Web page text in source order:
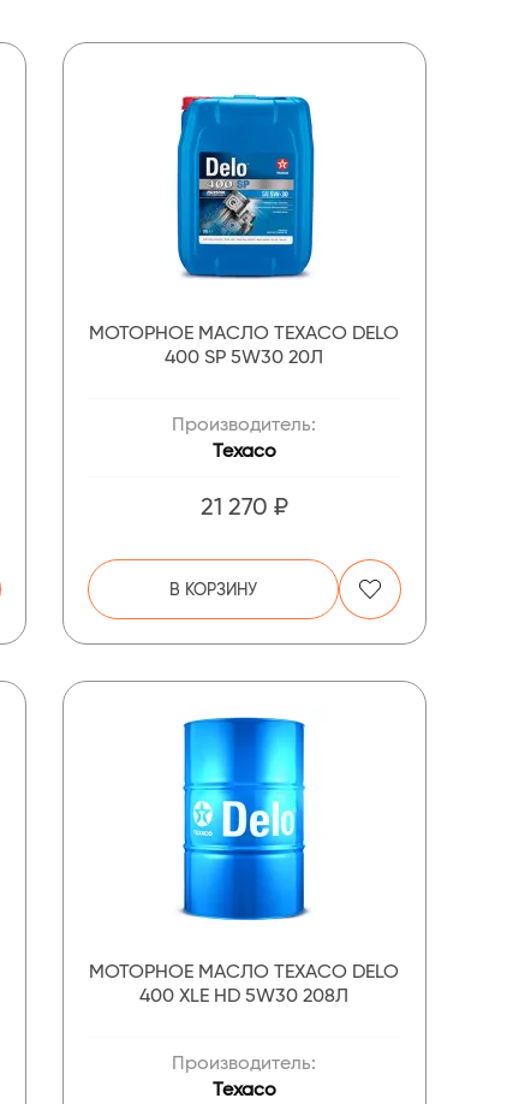
МОТОРНОЕ МАСЛО TEXACO DELO
400 SP 5W30 20Л
Производитель:
Texaco
21 270 ₽
В КОРЗИНУ
МОТОРНОЕ МАСЛО TEXACO DELO
400 XLE HD 5W30 208Л
Производитель:
Texaco